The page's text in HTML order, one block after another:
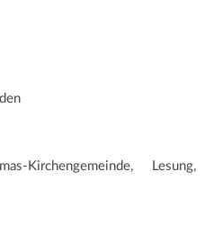
Kirchengemeinde, Lesung,